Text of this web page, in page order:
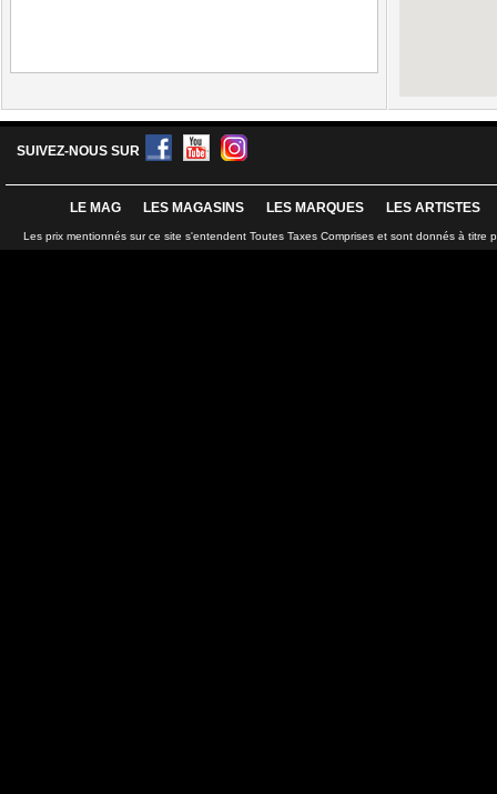
SUIVEZ-NOUS SUR
LE MAG LES MAGASINS LES MARQUES LES ARTISTES
Les prix mentionnés sur ce site s'entendent Toutes Taxes Comprises et sont donnés à